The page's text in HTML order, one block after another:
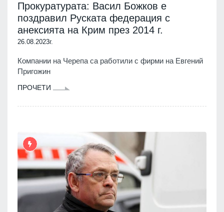
Прокуратурата: Васил Божков е
поздравил Руската федерация с
анексията на Крим през 2014 г.
26.08.2023г.
Компании на Черепа са работили с фирми на Евгений
Пригожин
ПРОЧЕТИ